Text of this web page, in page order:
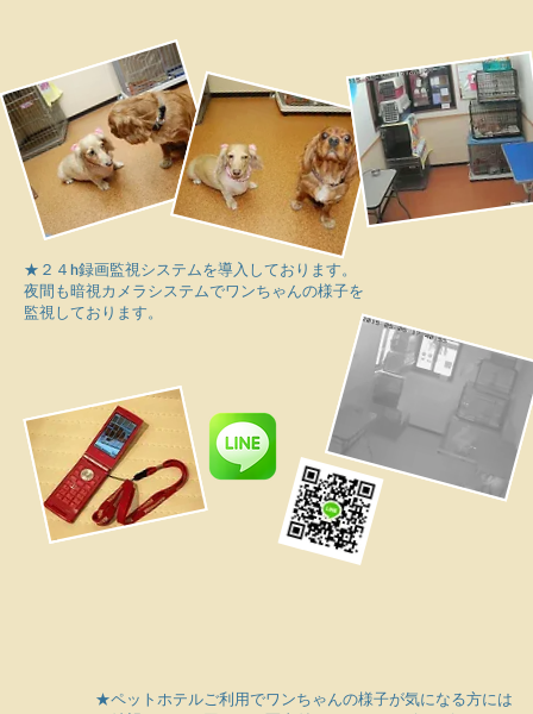
★２４h録画監視システムを導入しております。
夜間も暗視カメラシステムでワンちゃんの様子を
監視しております。
★ペットホテルご利用でワンちゃんの様子が気になる方には